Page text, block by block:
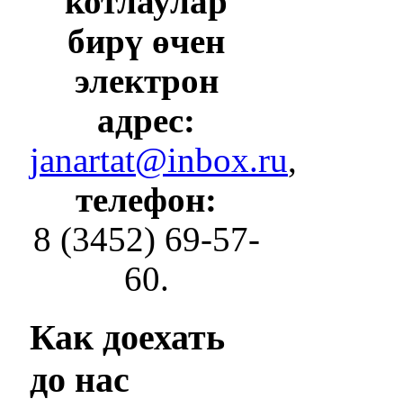
бирү өчен
электрон
адрес:
janartat@inbox.ru,
телефон:
8 (3452) 69-57-
60.
Как доехать
до нас